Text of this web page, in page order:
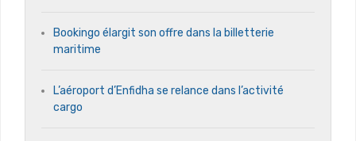
Bookingo élargit son offre dans la billetterie
maritime
L’aéroport d’Enfidha se relance dans l’activité
cargo